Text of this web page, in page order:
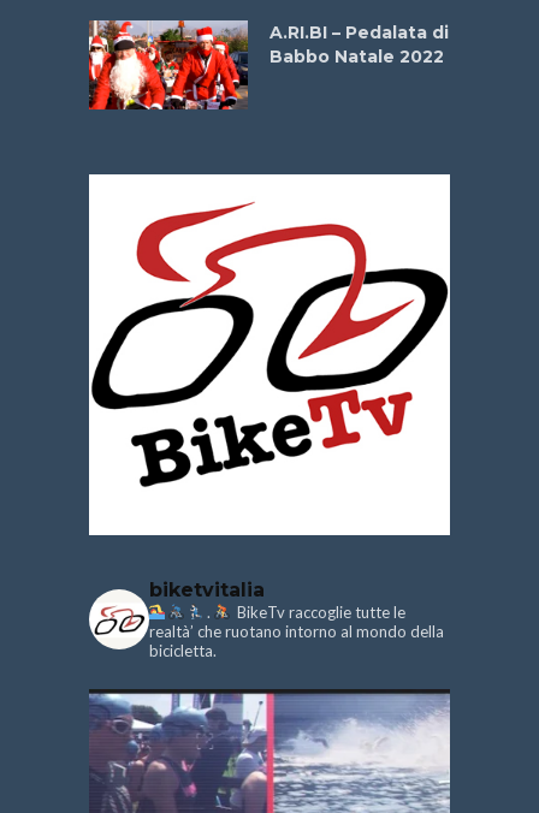
A.RI.BI – Pedalata di
Babbo Natale 2022
biketvitalia
.
BikeTv raccoglie tutte le
realtà’ che ruotano intorno al mondo della
bicicletta.